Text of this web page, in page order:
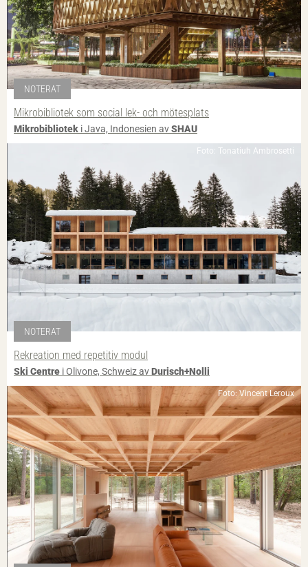
NOTERAT
Mikrobibliotek som social lek- och mötesplats
Mikrobibliotek i Java, Indonesien avSHAU
Foto: Tonatiuh Ambrosetti
NOTERAT
Rekreation med repetitiv modul
Ski Centre i Olivone, Schweiz avDurisch+Nolli
Foto: Vincent Leroux